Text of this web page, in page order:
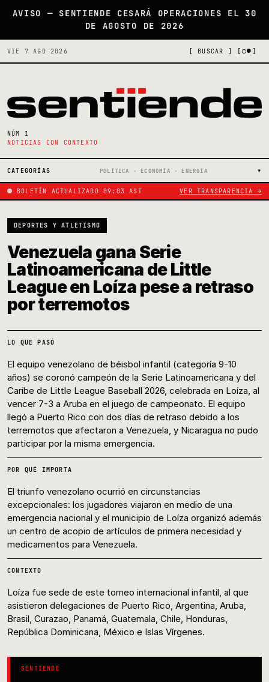
AVISO — SENTIENDE CESARÁ OPERACIONES EL 30
DE AGOSTO DE 2026
VIE 7 AGO 2026 [ BUSCAR ] [○●]
NÚM 1
NOTICIAS CON CONTEXTO
CATEGORÍAS POLÍTICA · ECONOMÍA · ENERGÍA
BOLETÍN ACTUALIZADO 09:03 AST VER TRANSPARENCIA →
DEPORTES Y ATLETISMO
Venezuela gana Serie
Latinoamericana de Little
League en Loíza pese a retraso
por terremotos
LO QUE PASÓ
El equipo venezolano de béisbol infantil (categoría 9-10
años) se coronó campeón de la Serie Latinoamericana y del
Caribe de Little League Baseball 2026, celebrada en Loíza, al
vencer 7-3 a Aruba en el juego de campeonato. El equipo
llegó a Puerto Rico con dos días de retraso debido a los
terremotos que afectaron a Venezuela, y Nicaragua no pudo
participar por la misma emergencia.
POR QUÉ IMPORTA
El triunfo venezolano ocurrió en circunstancias
excepcionales: los jugadores viajaron en medio de una
emergencia nacional y el municipio de Loíza organizó además
un centro de acopio de artículos de primera necesidad y
medicamentos para Venezuela.
CONTEXTO
Loíza fue sede de este torneo internacional infantil, al que
asistieron delegaciones de Puerto Rico, Argentina, Aruba,
Brasil, Curazao, Panamá, Guatemala, Chile, Honduras,
República Dominicana, México e Islas Vírgenes.
SENTIENDE